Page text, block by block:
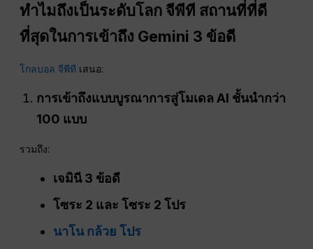
ทำไมถึงเป็นระดับโลก จีพีที สถานที่ที่ดี
ที่สุดในการเข้าถึง Gemini 3 ข้อดี
โกลบอล จีพีที เสนอ:
การเข้าถึงแบบบูรณาการสู่โมเดล AI ชั้นนำกว่า
100 แบบ
รวมถึง:
เจมินี 3 ข้อดี
โซระ 2 และ โซระ 2 โปร
นาโน กล้วย โปร